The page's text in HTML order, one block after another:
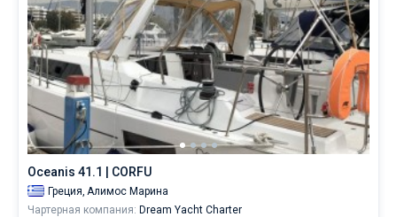
спокойного
отдыха,
так
для
яхтсменов,
которые
не
представляют
себе
жизни
без
паруса.
Oceanis 41.1 | CORFU
Греция, Алимос Марина
Чартерная компания: Dream Yacht Charter